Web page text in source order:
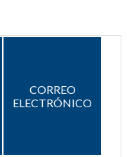
CORREO
ELECTRÓNICO